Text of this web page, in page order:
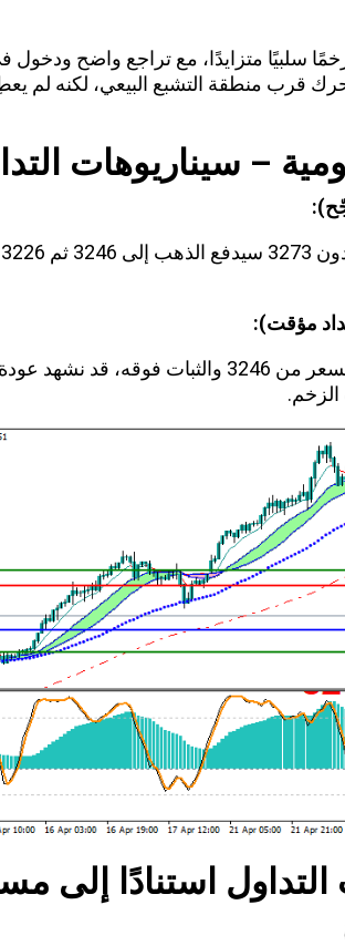
سلبيًا متزايدًا، مع تراجع واضح ودخول
قرب منطقة التشبع البيعي، لكنه لم
– سيناريوهات
:
مؤقت):
التداول استنادًا إلى